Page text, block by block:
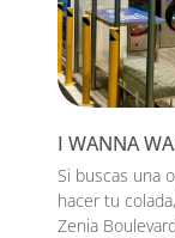
I WANNA
Si buscas una
hacer tu
Zenia